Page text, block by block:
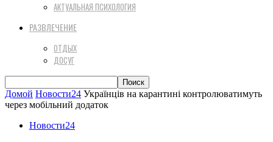
АКТУАЛЬНАЯ ПСИХОЛОГИЯ
РАЗВЛЕЧЕНИЕ
ОТДЫХ
ДОСУГ
Домой Новости24 Українців на карантині контролюватимуть
через мобільний додаток
Новости24